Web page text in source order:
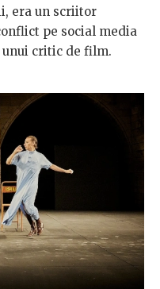
era un scriitor
pe social media
critic de film.